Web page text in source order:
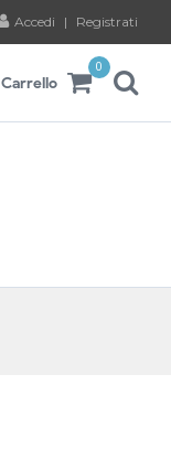
Accedi | Registrati
Carrello
0